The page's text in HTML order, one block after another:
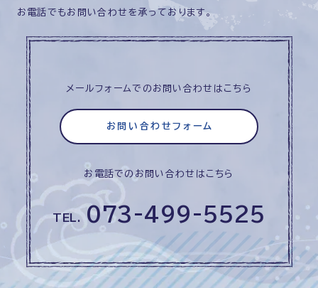
お電話でもお問い合わせを承っております。
メールフォームでのお問い合わせはこちら
お問い合わせフォーム
お電話でのお問い合わせはこちら
TEL. 073-499-5525